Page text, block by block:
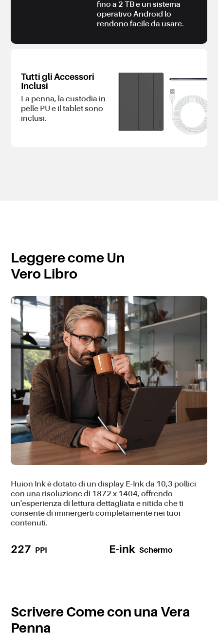
fino a 2 TB e un sistema
operativo Android lo
rendono facile da usare.
Tutti gli Accessori
Inclusi
La penna, la custodia in
pelle PU e il tablet sono
inclusi.
Leggere come Un
Vero Libro
Huion Ink è dotato di un display E-Ink da 10,3 pollici
con una risoluzione di 1872 x 1404, offrendo
un'esperienza di lettura dettagliata e nitida che ti
consente di immergerti completamente nei tuoi
contenuti.
227 PPI E-ink Schermo
Scrivere Come con una Vera
Penna